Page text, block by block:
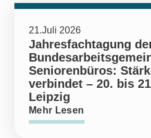
21.Juli 2026
Jahresfachtagung
Seniorenbüros:
verbindet – 20. bis
Leipzig
Mehr Lesen